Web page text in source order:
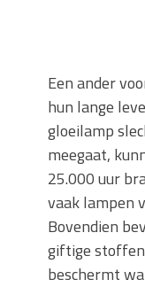
Een ander
hun lange
gloeilamp
meegaat,
25.000 uur
vaak lampen
Bovendien
giftige
beschermt